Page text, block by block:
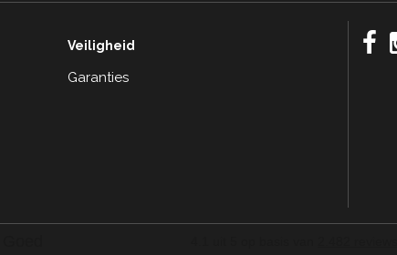
Veiligheid
Garanties